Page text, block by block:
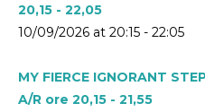
20,15 - 22,05
10/09/2026 at 20:15 - 22:05
MY FIERCE IGNORANT
A/R ore 20,15 - 21,55